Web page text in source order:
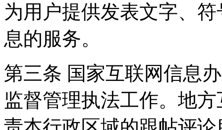
为用户提供发表文字、
息的服务。
第三条 国家互联网信息
监督管理执法工作。地